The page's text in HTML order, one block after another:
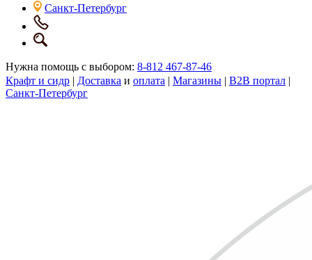
Санкт-Петербург
Нужна помощь с выбором: 8-812 467-87-46
Крафт и сидр | Доставка и оплата | Магазины | B2B портал |
Санкт-Петербург